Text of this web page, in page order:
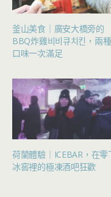
釜山美食｜廣安大橋旁的
BBQ炸雞비비큐치킨，兩種
口味一次滿足
荷蘭體驗｜ICEBAR，在零
冰窖裡的極凍酒吧狂歡